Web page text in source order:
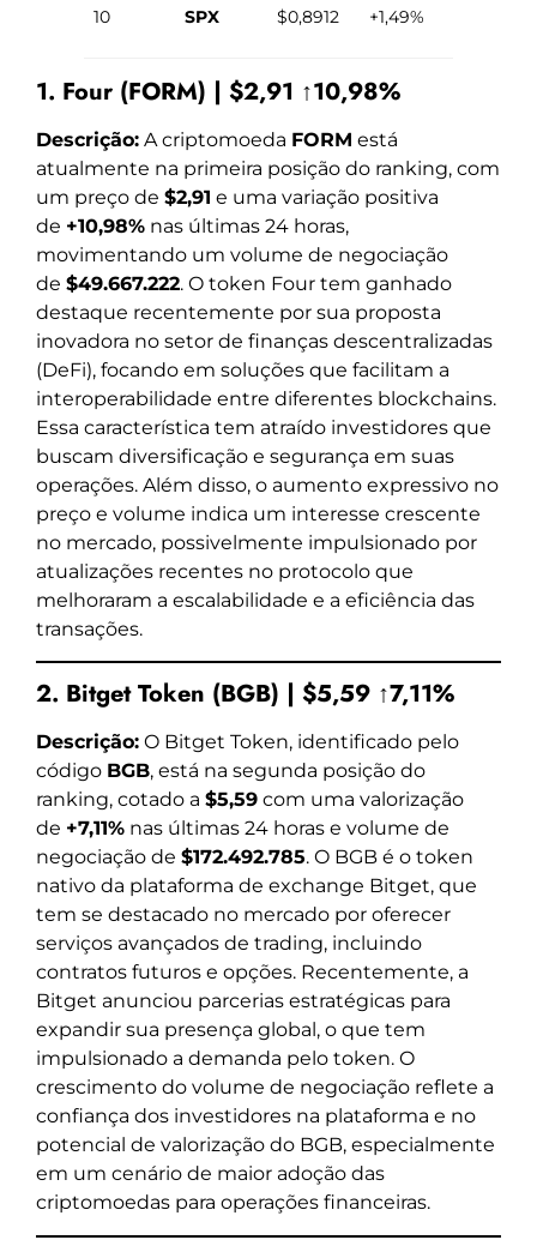
10 SPX $0,8912 +1,49%
1. Four (FORM) | $2,91 ↑10,98%
Descrição: A criptomoeda FORM está
atualmente na primeira posição do ranking, com
um preço de $2,91 e uma variação positiva
de +10,98% nas últimas 24 horas,
movimentando um volume de negociação
de $49.667.222. O token Four tem ganhado
destaque recentemente por sua proposta
inovadora no setor de finanças descentralizadas
(DeFi), focando em soluções que facilitam a
interoperabilidade entre diferentes blockchains.
Essa característica tem atraído investidores que
buscam diversificação e segurança em suas
operações. Além disso, o aumento expressivo no
preço e volume indica um interesse crescente
no mercado, possivelmente impulsionado por
atualizações recentes no protocolo que
melhoraram a escalabilidade e a eficiência das
transações.
2. Bitget Token (BGB) | $5,59 ↑7,11%
Descrição: O Bitget Token, identificado pelo
código BGB, está na segunda posição do
ranking, cotado a $5,59 com uma valorização
de +7,11% nas últimas 24 horas e volume de
negociação de $172.492.785. O BGB é o token
nativo da plataforma de exchange Bitget, que
tem se destacado no mercado por oferecer
serviços avançados de trading, incluindo
contratos futuros e opções. Recentemente, a
Bitget anunciou parcerias estratégicas para
expandir sua presença global, o que tem
impulsionado a demanda pelo token. O
crescimento do volume de negociação reflete a
confiança dos investidores na plataforma e no
potencial de valorização do BGB, especialmente
em um cenário de maior adoção das
criptomoedas para operações financeiras.